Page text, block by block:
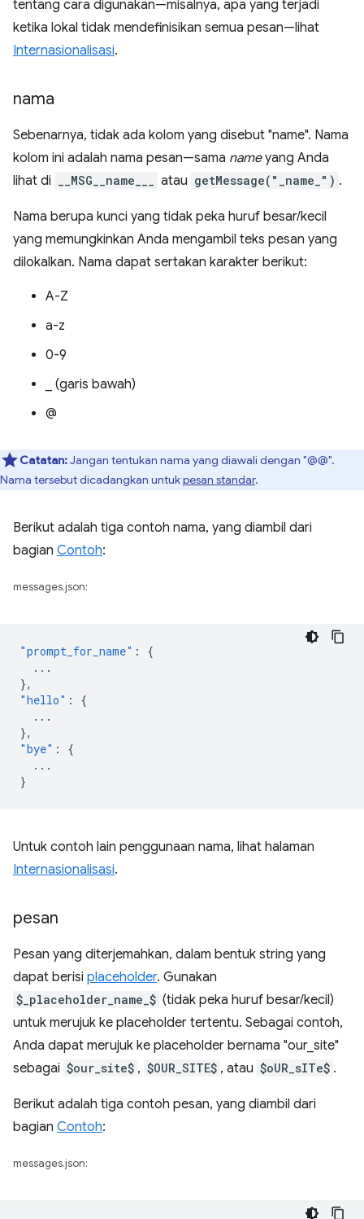
tentang cara digunakan—misalnya, apa yang terjadi
ketika lokal tidak mendefinisikan semua pesan—lihat
Internasionalisasi.
nama
Sebenarnya, tidak ada kolom yang disebut "name". Nama
kolom ini adalah nama pesan—sama nameyang Anda
lihat di
__MSG__name___ atau getMessage("_name_") .
Nama berupa kunci yang tidak peka huruf besar/kecil
yang memungkinkan Anda mengambil teks pesan yang
dilokalkan. Nama dapat sertakan karakter berikut:
A-Z
a-z
0-9
_ (garis bawah)
@
Catatan:Jangan tentukan nama yang diawali dengan "@@".
Nama tersebut dicadangkan untukpesan standar.
Berikut adalah tiga contoh nama, yang diambil dari
bagian Contoh:
messages.json:
"prompt_for_name" :
{
...
},
"hello" :
{
...
},
"bye" :
{
...
}
Untuk contoh lain penggunaan nama, lihat halaman
Internasionalisasi.
pesan
Pesan yang diterjemahkan, dalam bentuk string yang
dapat berisi placeholder. Gunakan
$_placeholder_name_$ (tidak peka huruf besar/kecil)
untuk merujuk ke placeholder tertentu. Sebagai contoh,
Anda dapat merujuk ke placeholder bernama "our_site"
sebagai $our_site$ , $OUR_SITE$ , atau $oUR_sITe$ .
Berikut adalah tiga contoh pesan, yang diambil dari
bagian Contoh:
messages.json: